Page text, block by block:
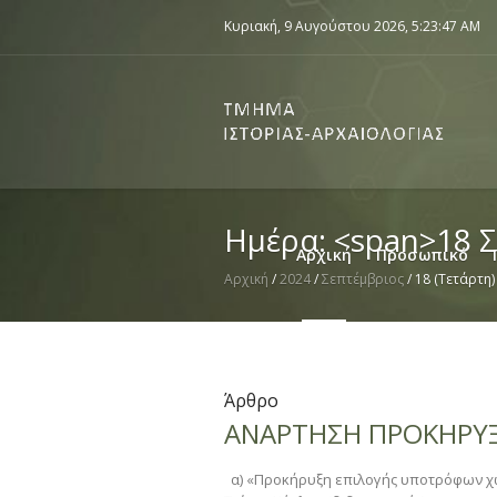
Κυριακή, 9 Αυγούστου 2026, 5:23:47 AM
Αρχική Προσωπικό
Ημέρα: <span>18
Αρχική /2024/Σεπτέμβριος/ 18 (Τετάρτη)
Άρθρο
ΑΝΑΡΤΗΣΗ
α) «Προκήρυξη επιλογής υποτρόφων